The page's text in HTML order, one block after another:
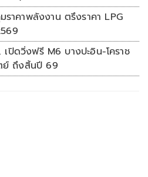
าคาพลังงาน ตรึงราคา LPG
เปิดวิ่งฟรี M6 บางปะอิน-โคราช
ย์ ถึงสิ้นปี 69